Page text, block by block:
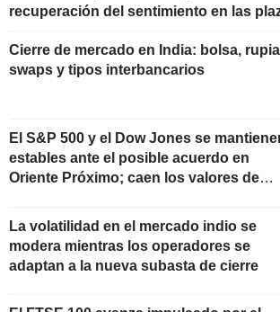
recuperación del sentimiento en las
Cierre de mercado en India: bolsa,
swaps y tipos interbancarios
El S&P 500 y el Dow Jones se
estables ante el posible acuerdo en
Oriente Próximo; caen los valores de
La volatilidad en el mercado indio se
modera mientras los operadores se
adaptan a la nueva subasta de cierre